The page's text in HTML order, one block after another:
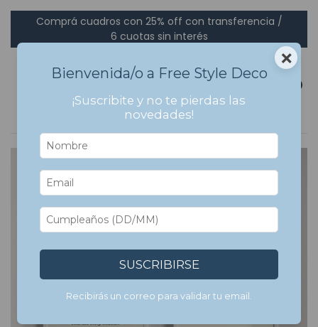
Comprá cuadros con 25% off con transferencia /
6 cuotas sin interés
%OFF
×
Bienvenida/o a Free Style Deco
¡Suscribite y no te pierdas las
novedades!
SUSCRIBIRSE
Recibirás un correo para validar tu email.